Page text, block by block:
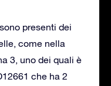
presenti dei
come nella
3, uno dei quali è
che ha 2